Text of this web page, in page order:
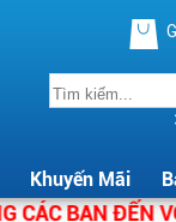
Khuyến Mãi
BẠN ĐẾN VỚI